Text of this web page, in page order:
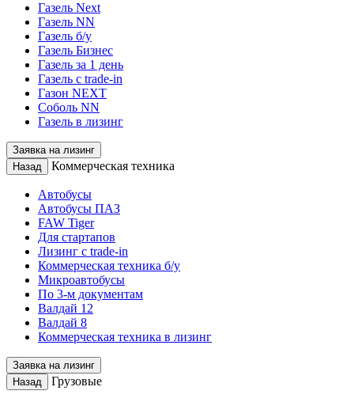
Газель Next
Газель NN
Газель б/у
Газель Бизнес
Газель за 1 день
Газель с trade-in
Газон NEXT
Соболь NN
Газель в лизинг
Заявка на лизинг
Назад
Коммерческая техника
Автобусы
Автобусы ПАЗ
FAW Tiger
Для стартапов
Лизинг с trade-in
Коммерческая техника б/у
Микроавтобусы
По 3-м документам
Валдай 12
Валдай 8
Коммерческая техника в лизинг
Заявка на лизинг
Назад
Грузовые